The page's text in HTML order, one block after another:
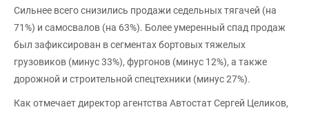
Сильнее всего снизились продажи седельных тягачей (на
71%) и самосвалов (на 63%). Более умеренный спад продаж
был зафиксирован в сегментах бортовых тяжелых
грузовиков (минус 33%), фургонов (минус 12%), а также
дорожной и строительной спецтехники (минус 27%).
Как отмечает директор агентства Автостат Сергей Целиков,